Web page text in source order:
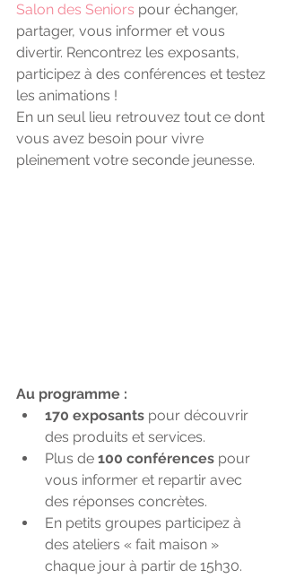
Salon des Seniors pour échanger,
partager, vous informer et vous
divertir. Rencontrez les exposants,
participez à des conférences et testez
les animations !
En un seul lieu retrouvez tout ce dont
vous avez besoin pour vivre
pleinement votre seconde jeunesse.
Au programme :
170 exposants pour découvrir
des produits et services.
Plus de 100 conférences pour
vous informer et repartir avec
des réponses concrètes.
En petits groupes participez à
des ateliers « fait maison »
chaque jour à partir de 15h30.